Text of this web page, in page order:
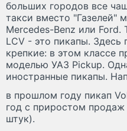
больших городов все
такси вместо "Газелей"
Mercedes-Benz или
LCV - это пикапы. Здесь
крепкие: в этом классе
моделью УАЗ Pickup.
иностранные пикапы.
в прошлом году пикап
год с приростом продаж
штук).